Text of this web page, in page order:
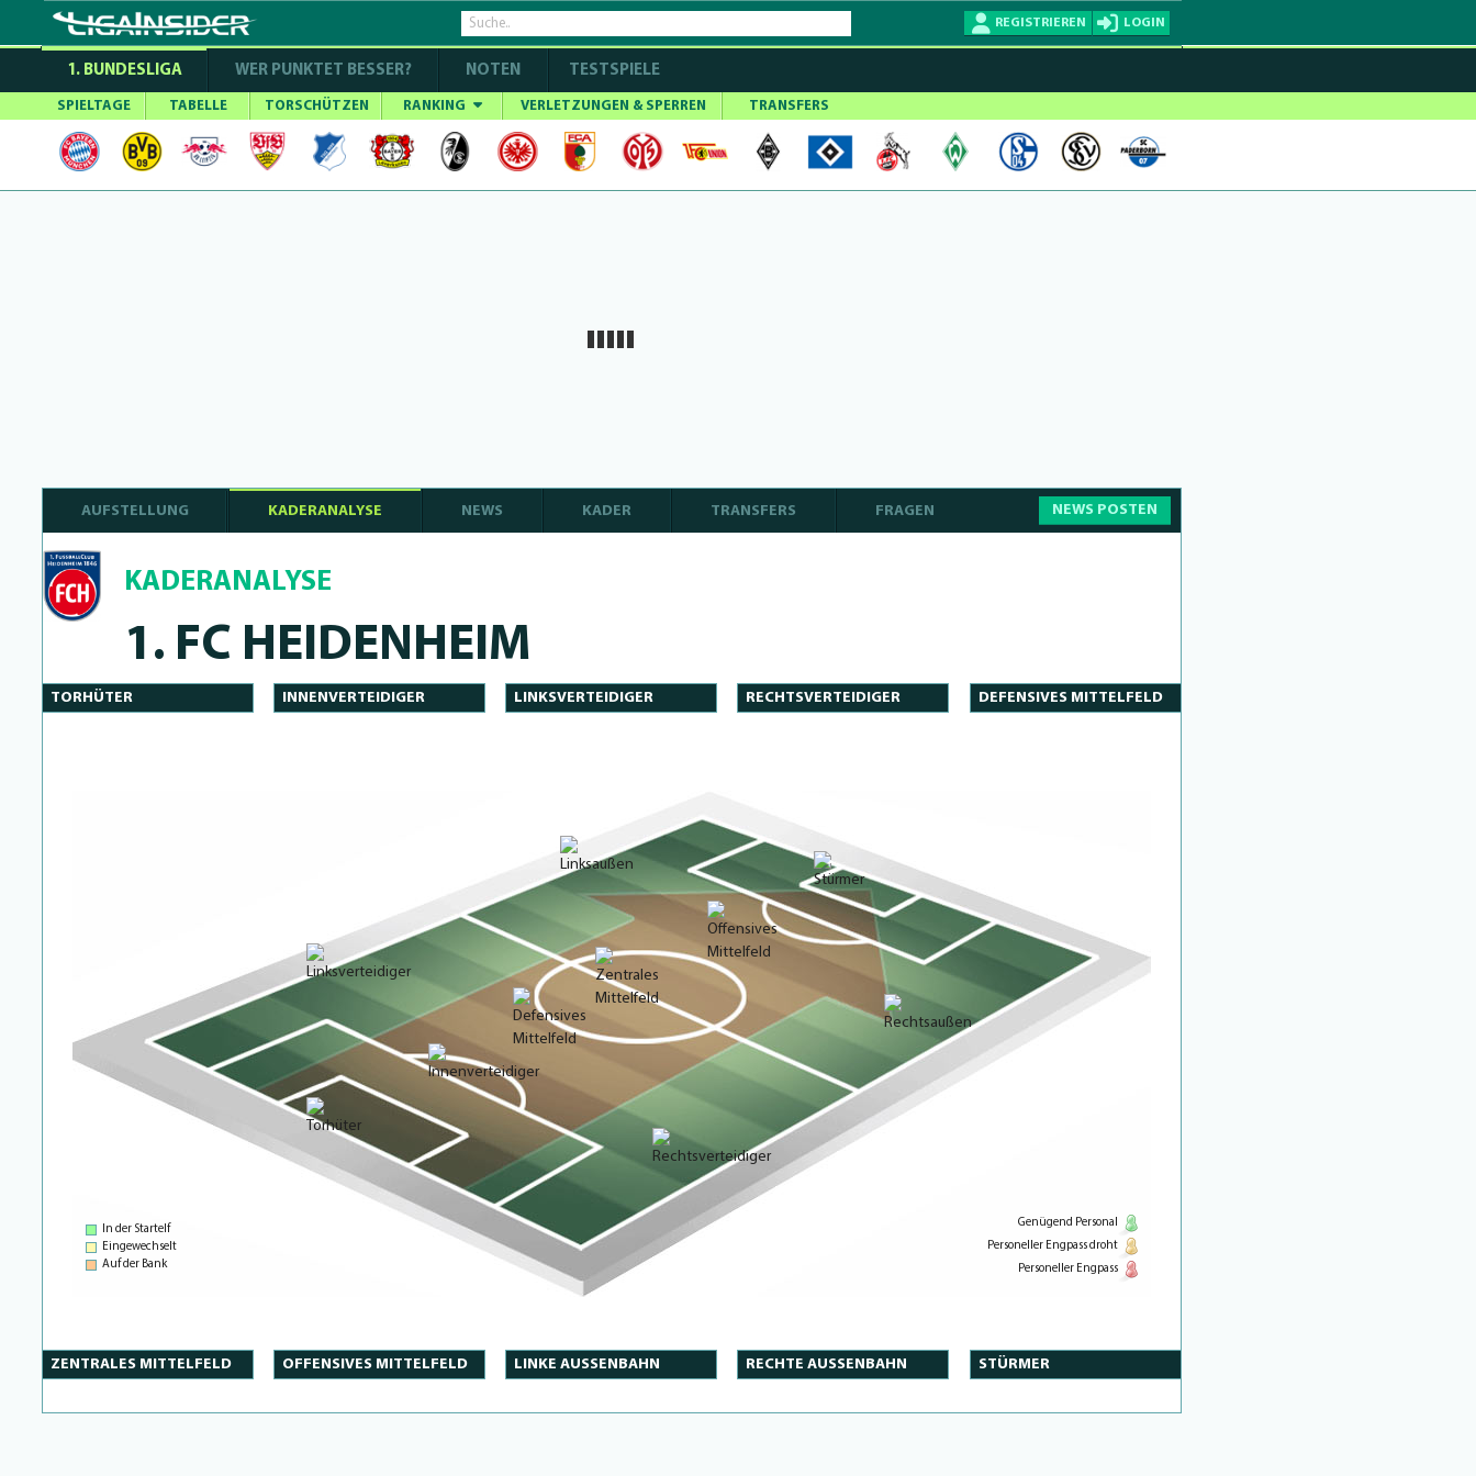
REGISTRIEREN LOGIN
1. BUNDESLIGA WER PUNKTET BESSER? NOTEN TESTSPIELE
SPIELTAGE TABELLE TORSCHÜTZEN RANKING VERLETZUNGEN & SPERREN TRANSFERS
AUFSTELLUNG KADERANALYSE NEWS KADER TRANSFERS FRAGEN NEWS POSTEN
KADERANALYSE
1. FC HEIDENHEIM
TORHÜTER INNENVERTEIDIGER LINKSVERTEIDIGER RECHTSVERTEIDIGER DEFENSIVES MITTELFELD
In der Startelf
Eingewechselt
Auf der Bank
Genügend Personal
Personeller Engpass droht
Personeller Engpass
ZENTRALES MITTELFELD OFFENSIVES MITTELFELD LINKE AUSSENBAHN RECHTE AUSSENBAHN STÜRMER